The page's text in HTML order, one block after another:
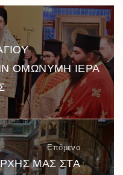
ΟΜΩΝΥΜΗ ΙΕΡΑ
Επόμενο
ΜΑΣ ΣΤΑ